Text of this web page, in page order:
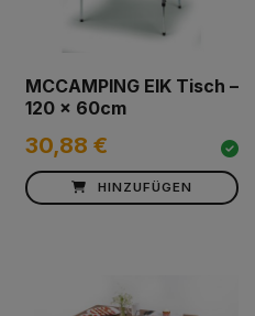
MCCAMPING EIK Tisch –
120 x 60cm
30,88 €
HINZUFÜGEN